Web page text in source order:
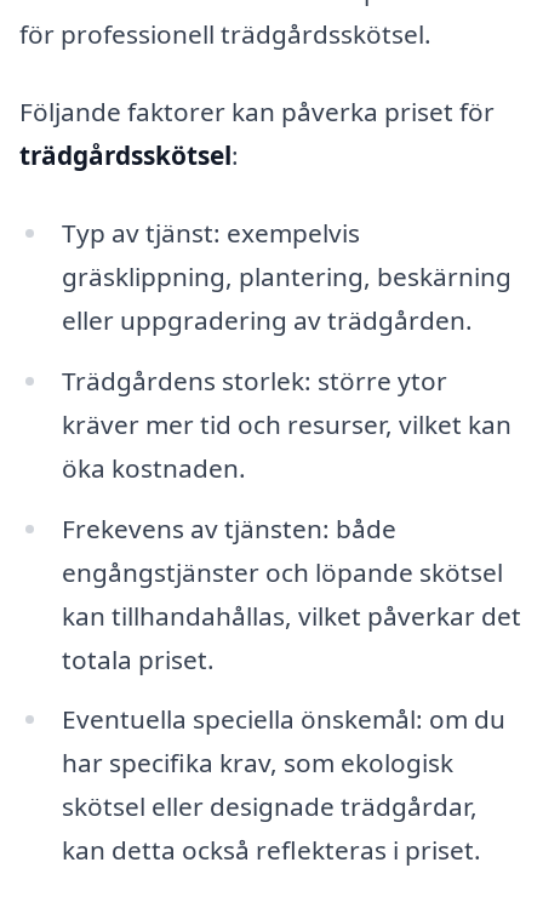
för professionell trädgårdsskötsel.
Följande faktorer kan påverka priset för
trädgårdsskötsel:
Typ av tjänst: exempelvis
gräsklippning, plantering, beskärning
eller uppgradering av trädgården.
Trädgårdens storlek: större ytor
kräver mer tid och resurser, vilket kan
öka kostnaden.
Frekevens av tjänsten: både
engångstjänster och löpande skötsel
kan tillhandahållas, vilket påverkar det
totala priset.
Eventuella speciella önskemål: om du
har specifika krav, som ekologisk
skötsel eller designade trädgårdar,
kan detta också reflekteras i priset.